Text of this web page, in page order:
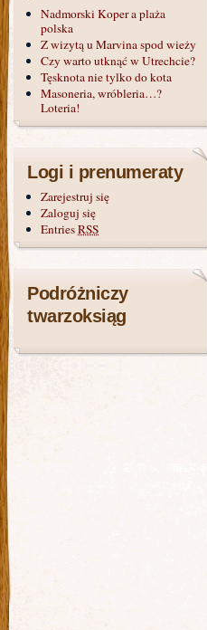
Nadmorski Koper a plaża
polska
Z wizytą u Marvina spod wieży
Czy warto utknąć w Utrechcie?
Tęsknota nie tylko do kota
Masoneria, wróbleria…?
Loteria!
Logi i prenumeraty
Zarejestruj się
Zaloguj się
EntriesRSS
Podróżniczy
twarzoksiąg